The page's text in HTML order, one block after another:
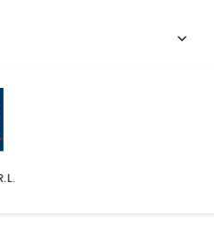
